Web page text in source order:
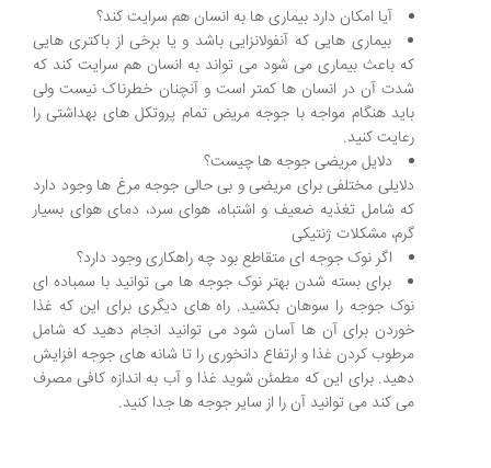
آیا امکان دارد بیماری ها به انسان هم سرایت کند؟
بیماری هایی که آنفولانزایی باشد و یا برخی از باکتری هایی
که باعث بیماری می شود می تواند به انسان هم سرایت کند که
شدت آن در انسان ها کمتر است و آنچنان خطرناک نیست ولی
باید هنگام مواجه با جوجه مریض تمام پروتکل های بهداشتی را
رعایت کنید.
دلایل مریضی جوجه ها چیست؟
دلایلی مختلفی برای مریضی و بی حالی جوجه مرغ ها وجود دارد
که شامل تغذیه ضعیف و اشتباه، هوای سرد، دمای هوای بسیار
گرم، مشکلات ژنتیکی
اگر نوک جوجه ای متقاطع بود چه راهکاری وجود دارد؟
برای بسته شدن بهتر نوک جوجه ها می توانید با سمباده ای
نوک جوجه را سوهان بکشید. راه های دیگری برای این که غذا
خوردن برای آن ها آسان شود می توانید انجام دهید که شامل
مرطوب کردن غذا و ارتفاع دانخوری را تا شانه های جوجه افزایش
دهید. برای این که مطمئن شوید غذا و آب به اندازه کافی مصرف
می کند می توانید آن را از سایر جوجه ها جدا کنید.